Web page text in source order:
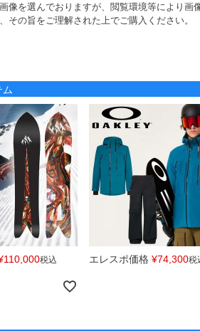
像を選んでおりますが、閲覧環境等により画
その旨をご理解された上でご購入ください。
110,000税込 エレスポ価格 ¥74,300税